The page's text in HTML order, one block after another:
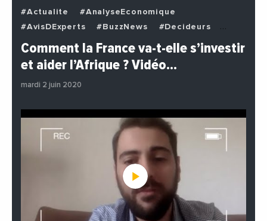
#Actualite
#AnalyseEconomique
#AvisDExperts
#BuzzNews
#Decideurs
#EchangesMediterraneens
#Economie
#Politique
Comment la France va-t-elle s’investir
et aider l’Afrique ? Vidéo…
mardi 2 juin 2020